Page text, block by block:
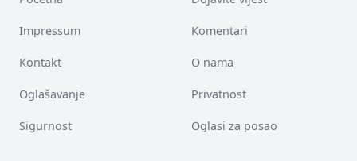
Impressum Komentari
Kontakt O nama
Oglašavanje Privatnost
Sigurnost Oglasi za posao